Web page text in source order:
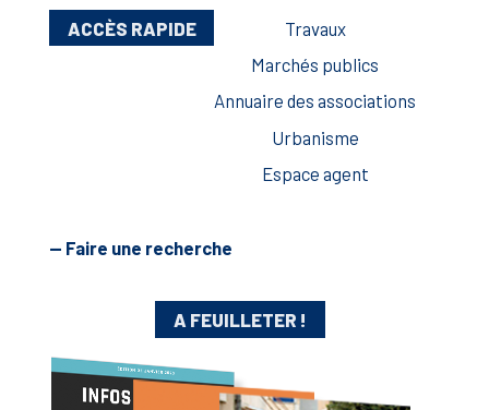
ACCÈS RAPIDE
Travaux
Marchés publics
Annuaire des associations
Urbanisme
Espace agent
— Faire une recherche
A FEUILLETER !